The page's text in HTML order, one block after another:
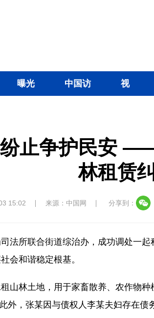
曝光 中国访 视
止争护民安
林租赁
15:02 来源：中国网 分享到：
法所联合街道综治办，成功调处一
会和谐稳定根基。
山林土地，用于家畜散养、农作物
外，张某因与债权人李某夫妇存在